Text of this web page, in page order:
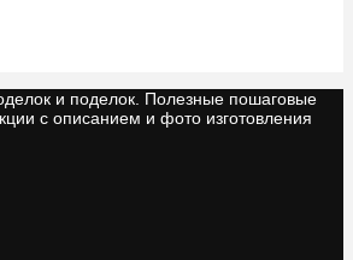
и поделок. Полезные пошаговые
с описанием и фото изготовления